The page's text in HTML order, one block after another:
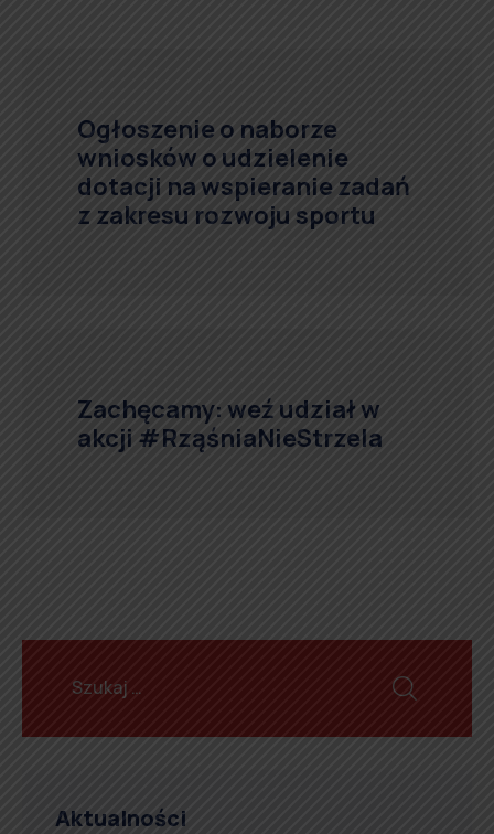
Ogłoszenie o naborze
wniosków o udzielenie
dotacji na wspieranie zadań
z zakresu rozwoju sportu
Zachęcamy: weź udział w
akcji #RząśniaNieStrzela
Aktualności